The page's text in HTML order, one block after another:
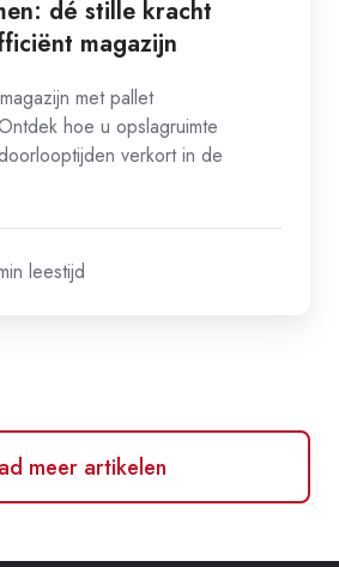
dé stille kracht
magazijn
met pallet
hoe u opslagruimte
verkort in de
leestijd
meer artikelen